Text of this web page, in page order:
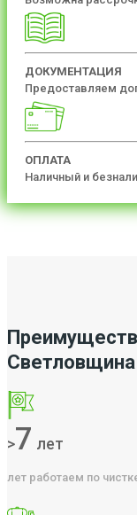
ДОКУМЕНТАЦИЯ
Предоставляем
ОПЛАТА
Наличный и
Светловщина
>7 лет
лет работаем по